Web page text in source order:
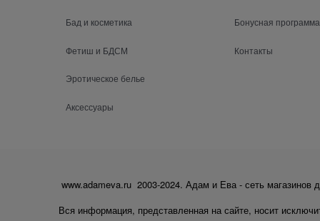
Бад и косметика
Фетиш и БДСМ
Эротическое белье
Аксессуары
Бонусная программа
Контакты
www.adameva.ru 2003-2024. Адам и Ева - сеть
Вся информация, представленная на сайте, носит